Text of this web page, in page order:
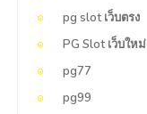
pg slot เว็บตรง
PG Slot เว็บใหม่
pg77
pg99